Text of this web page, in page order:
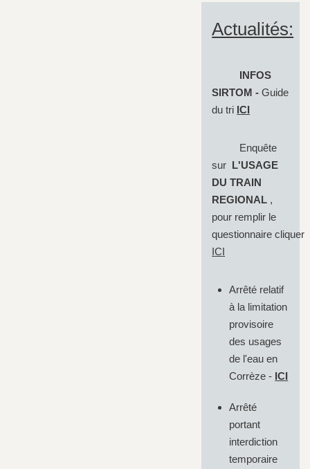
Actualités:
INFOS
SIRTOM - Guide
du tri ICI
Enquête
sur L'USAGE
DU TRAIN
REGIONAL ,
pour remplir le
questionnaire cliquer
ICI
Arrêté relatif
à la limitation
provisoire
des usages
de l'eau en
Corrèze - ICI
Arrêté
portant
interdiction
temporaire